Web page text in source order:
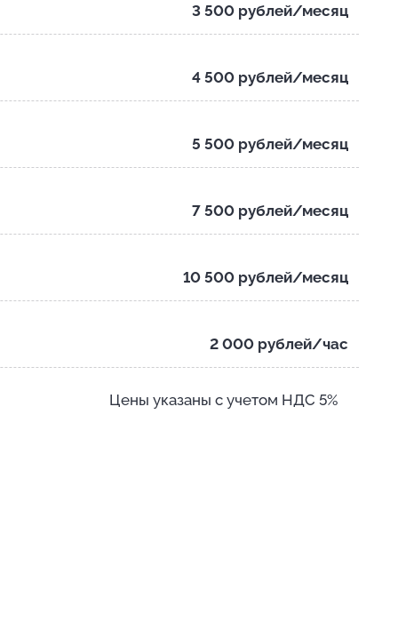
3 500 рублей/месяц
4 500 рублей/месяц
5 500 рублей/месяц
7 500 рублей/месяц
10 500 рублей/месяц
2 000 рублей/час
Цены указаны с учетом НДС 5%